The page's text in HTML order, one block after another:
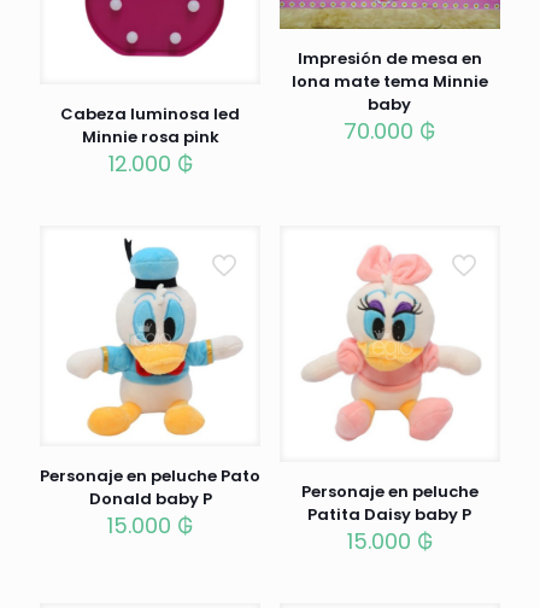
Cabeza luminosa led
Minnie rosa pink
12.000 ₲
Impresión de mesa en
lona mate tema Minnie
baby
70.000 ₲
Personaje en peluche Pato
Donald baby P
15.000 ₲
Personaje en peluche
Patita Daisy baby P
15.000 ₲